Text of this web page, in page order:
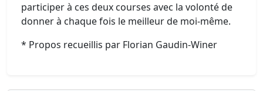
participer à ces deux courses avec la volonté de
donner à chaque fois le meilleur de moi-même.
* Propos recueillis par Florian Gaudin-Winer